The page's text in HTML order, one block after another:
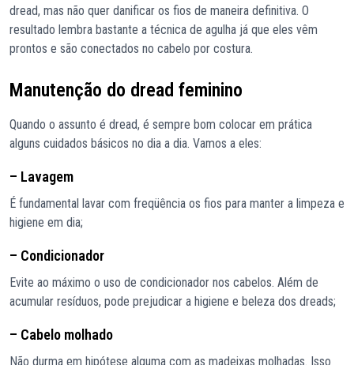
dread, mas não quer danificar os fios de maneira definitiva. O
resultado lembra bastante a técnica de agulha já que eles vêm
prontos e são conectados no cabelo por costura.
Manutenção do dread feminino
Quando o assunto é dread, é sempre bom colocar em prática
alguns cuidados básicos no dia a dia. Vamos a eles:
– Lavagem
É fundamental lavar com freqüência os fios para manter a limpeza e
higiene em dia;
– Condicionador
Evite ao máximo o uso de condicionador nos cabelos. Além de
acumular resíduos, pode prejudicar a higiene e beleza dos dreads;
– Cabelo molhado
Não durma em hipótese alguma com as madeixas molhadas. Isso